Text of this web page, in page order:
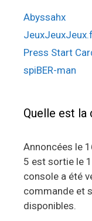
Abyssahx
Press Start
spiBER-man
Quelle est la
Annoncées le
5 est sortie le
console a été
commande et
disponibles.